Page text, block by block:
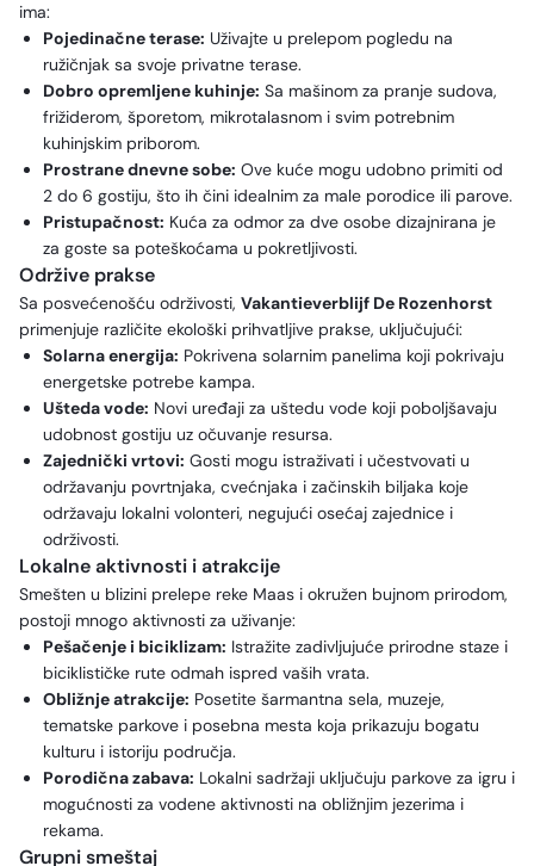
ima:
Pojedinačne terase: Uživajte u prelepom pogledu na
ružičnjak sa svoje privatne terase.
Dobro opremljene kuhinje: Sa mašinom za pranje sudova,
frižiderom, šporetom, mikrotalasnom i svim potrebnim
kuhinjskim priborom.
Prostrane dnevne sobe: Ove kuće mogu udobno primiti od
2 do 6 gostiju, što ih čini idealnim za male porodice ili parove.
Pristupačnost: Kuća za odmor za dve osobe dizajnirana je
za goste sa poteškoćama u pokretljivosti.
Održive prakse
Sa posvećenošću održivosti, Vakantieverblijf De Rozenhorst
primenjuje različite ekološki prihvatljive prakse, uključujući:
Solarna energija: Pokrivena solarnim panelima koji pokrivaju
energetske potrebe kampa.
Ušteda vode: Novi uređaji za uštedu vode koji poboljšavaju
udobnost gostiju uz očuvanje resursa.
Zajednički vrtovi: Gosti mogu istraživati i učestvovati u
održavanju povrtnjaka, cvećnjaka i začinskih biljaka koje
održavaju lokalni volonteri, negujući osećaj zajednice i
održivosti.
Lokalne aktivnosti i atrakcije
Smešten u blizini prelepe reke Maas i okružen bujnom prirodom,
postoji mnogo aktivnosti za uživanje:
Pešačenje i biciklizam: Istražite zadivljujuće prirodne staze i
biciklističke rute odmah ispred vaših vrata.
Obližnje atrakcije: Posetite šarmantna sela, muzeje,
tematske parkove i posebna mesta koja prikazuju bogatu
kulturu i istoriju područja.
Porodična zabava: Lokalni sadržaji uključuju parkove za igru i
mogućnosti za vodene aktivnosti na obližnjim jezerima i
rekama.
Grupni smeštaj